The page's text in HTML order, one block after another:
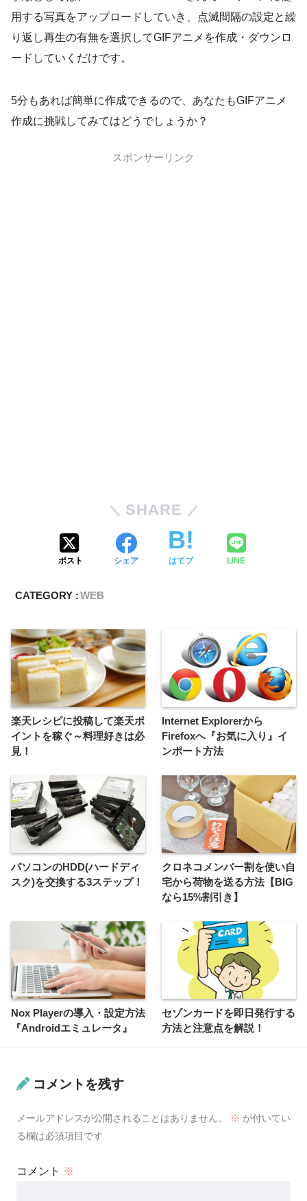
用する写真をアップロードしていき、点滅間隔の設定と繰
り返し再生の有無を選択してGIFアニメを作成・ダウンロ
ードしていくだけです。
5分もあれば簡単に作成できるので、あなたもGIFアニメ
作成に挑戦してみてはどうでしょうか？
スポンサーリンク
SHARE
ポスト シェア はてブ LINE
CATEGORY :WEB
楽天レシピに投稿して楽天ポ
イントを稼ぐ～料理好きは必
見！
Internet Explorerから
Firefoxへ『お気に入り』イ
ンポート方法
パソコンのHDD(ハードディ
スク)を交換する3ステップ！
クロネコメンバー割を使い自
宅から荷物を送る方法【BIG
なら15%割引き】
Nox Playerの導入・設定方法
『Androidエミュレータ』
セゾンカードを即日発行する
方法と注意点を解説！
コメントを残す
メールアドレスが公開されることはありません。 ※ が付いてい
る欄は必須項目です
コメント ※